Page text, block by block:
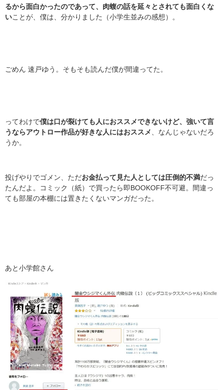
るから面白かったのであって、肉蝮の話を延々とされても面白くな
い ことが、僕は、分かりました（小学生並みの感想）。
ごめん 速戸ゆう。そもそも読んだ僕が間違ってた。
ってわけで僕は口が裂けても人におススメできないけど、強いて言
うならアウトロー作品が好きな人にはおススメ
、なんじゃないだろ
うか。
投げやりでゴメン、ただお金払って見た人としては圧倒的不満だっ
たんだよ。コミック（紙）で買ったら即BOOKOFF不可避。間違っ
ても部屋の本棚には置きたくないマンガだった。
あと小学館さん